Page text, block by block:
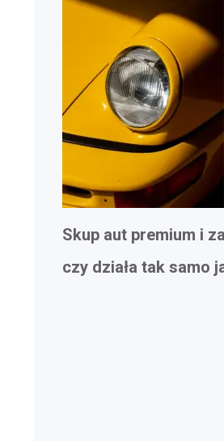
Skup aut premium i
czy działa tak samo